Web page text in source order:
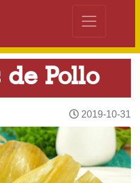
de Pollo
2019-10-31